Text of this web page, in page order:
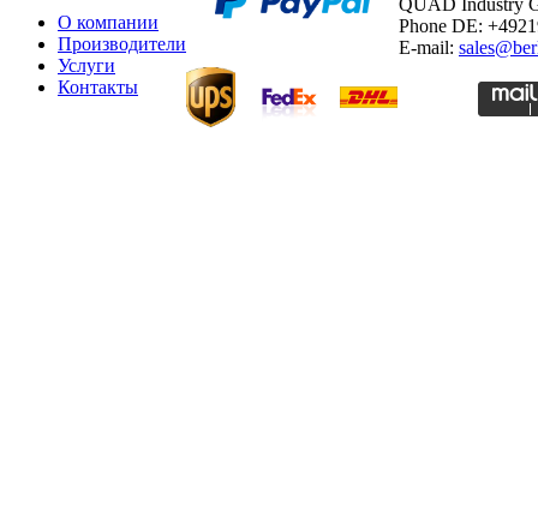
О компании
Производители
Услуги
Контакты
QUAD Industry
Phone DE:
E-mail: